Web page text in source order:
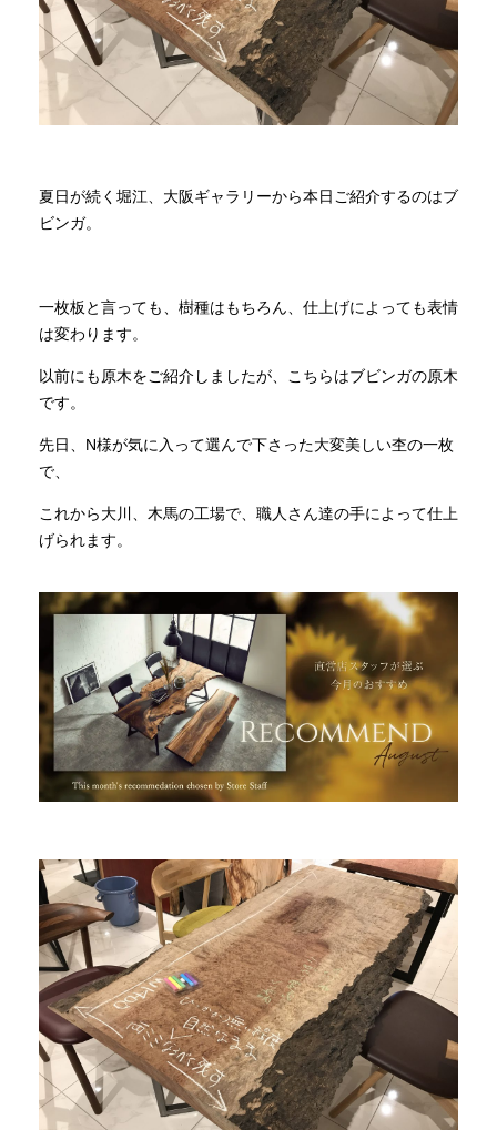
直営店
イベント
新入荷情報
納品事例
INFORMATION
よくあるご質問
お問い合わせ
夏日が続く堀江、大阪ギャラリーから本日ご紹介するのはブ
ビンガ。
一枚板と言っても、樹種はもちろん、仕上げによっても表情
は変わります。
以前にも原木をご紹介しましたが、こちらはブビンガの原木
です。
先日、N様が気に入って選んで下さった大変美しい杢の一枚
で、
これから大川、木馬の工場で、職人さん達の手によって仕上
げられます。